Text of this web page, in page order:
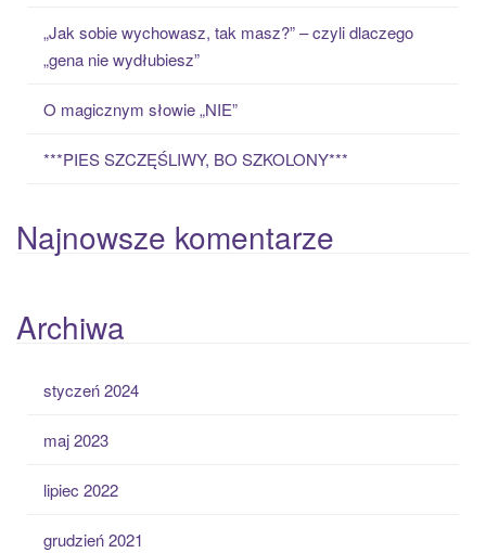
„Jak sobie wychowasz, tak masz?” – czyli dlaczego
„gena nie wydłubiesz”
O magicznym słowie „NIE”
***PIES SZCZĘŚLIWY, BO SZKOLONY***
Najnowsze komentarze
Archiwa
styczeń 2024
maj 2023
lipiec 2022
grudzień 2021